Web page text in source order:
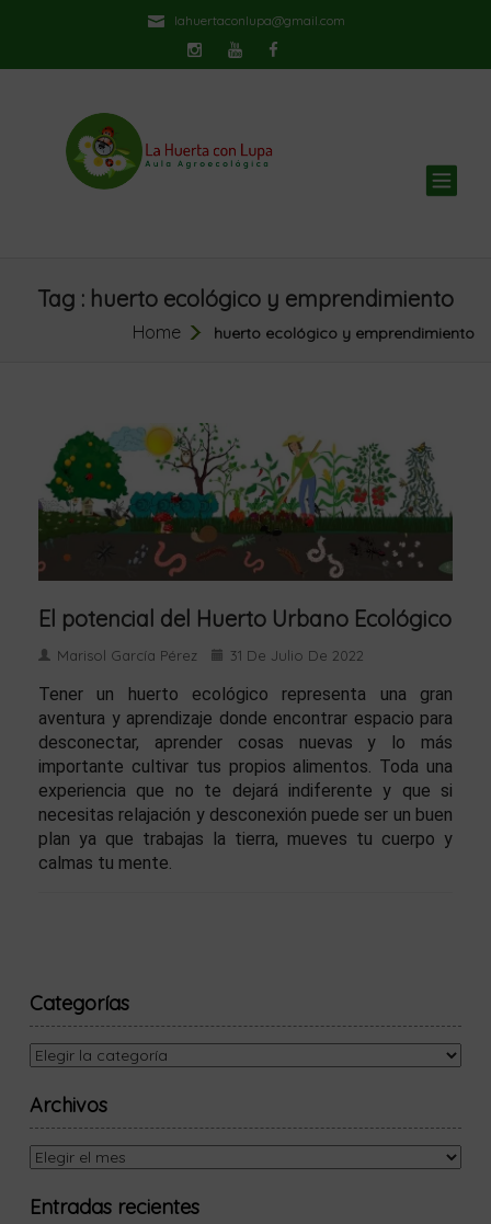
lahuertaconlupa@gmail.com
Tag : huerto ecológico y emprendimiento
Home huerto ecológico y emprendimiento
El potencial del Huerto Urbano Ecológico
Marisol García Pérez 31 De Julio De 2022
Tener un huerto ecológico representa una gran
aventura y aprendizaje donde encontrar espacio para
desconectar, aprender cosas nuevas y lo más
importante cultivar tus propios alimentos. Toda una
experiencia que no te dejará indiferente y que si
necesitas relajación y desconexión puede ser un buen
plan ya que trabajas la tierra, mueves tu cuerpo y
calmas tu mente.
Categorías
Categorías
Archivos
Archivos
Entradas recientes